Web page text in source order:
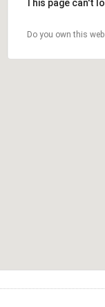
This page can't
Do you own this